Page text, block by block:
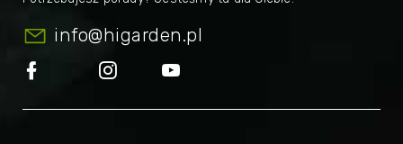
info@higarden.pl